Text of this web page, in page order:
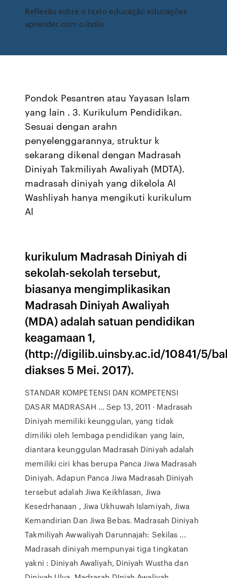
Reflexão sobre o texto educação educações
aprender com o índio
Pondok Pesantren atau Yayasan Islam
yang lain . 3. Kurikulum Pendidikan.
Sesuai dengan arahn
penyelenggarannya, struktur k
sekarang dikenal dengan Madrasah
Diniyah Takmiliyah Awaliyah (MDTA).
madrasah diniyah yang dikelola Al
Washliyah hanya mengikuti kurikulum
Al
kurikulum Madrasah Diniyah di
sekolah-sekolah tersebut,
biasanya mengimplikasikan
Madrasah Diniyah Awaliyah
(MDA) adalah satuan pendidikan
keagamaan 1,
(http://digilib.uinsby.ac.id/10841/5/
diakses 5 Mei. 2017).
STANDAR KOMPETENSI DAN KOMPETENSI
DASAR MADRASAH … Sep 13, 2011 · Madrasah
Diniyah memiliki keunggulan, yang tidak
dimiliki oleh lembaga pendidikan yang lain,
diantara keunggulan Madrasah Diniyah adalah
memiliki ciri khas berupa Panca Jiwa Madrasah
Diniyah. Adapun Panca Jiwa Madrasah Diniyah
tersebut adalah Jiwa Keikhlasan, Jiwa
Kesedrhanaan , Jiwa Ukhuwah Islamiyah, Jiwa
Kemandirian Dan Jiwa Bebas. Madrasah Diniyah
Takmiliyah Awwaliyah Darunnajah: Sekilas ...
Madrasah diniyah mempunyai tiga tingkatan
yakni : Diniyah Awaliyah, Diniyah Wustha dan